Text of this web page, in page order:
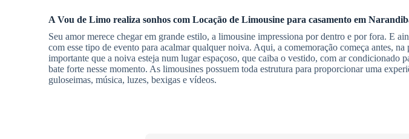
A Vou de Limo realiza sonhos com Locação de Limousine para casamento em
Seu amor merece chegar em grande estilo, a limousine impressiona por dentro e por fora. E
com esse tipo de evento para acalmar qualquer noiva. Aqui, a comemoração começa antes,
importante que a noiva esteja num lugar espaçoso, que caiba o vestido, com ar condicionado
bate forte nesse momento. As limousines possuem toda estrutura para proporcionar uma
guloseimas, música, luzes, bexigas e vídeos.